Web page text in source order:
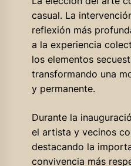
casual. La
reflexión más
a la experiencia
los elementos
transformando una
y permanente.
Durante la
el artista y vecinos
destacando la
convivencia más